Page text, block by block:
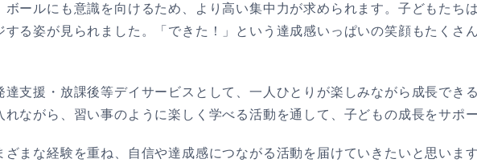
ールにも意識を向けるため、より高い集中力が求められます。子どもたち
する姿が見られました。「できた！」という達成感いっぱいの笑顔もたくさ
支援・放課後等デイサービスとして、一人ひとりが楽しみながら成長でき
ながら、習い事のように楽しく学べる活動を通して、子どもの成長をサポ
ざまな経験を重ね、自信や達成感につながる活動を届けていきたいと思いま